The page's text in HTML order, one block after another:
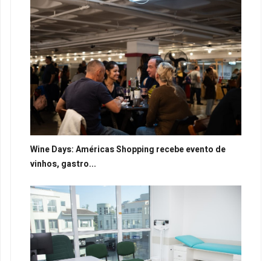
Wine Days: Américas Shopping recebe evento de
vinhos, gastro...